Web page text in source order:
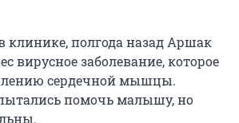
клинике, полгода назад Аршак
вирусное заболевание, которое
сердечной мышцы.
помочь малышу, но